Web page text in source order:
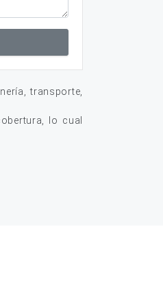
transporte,
lo cual